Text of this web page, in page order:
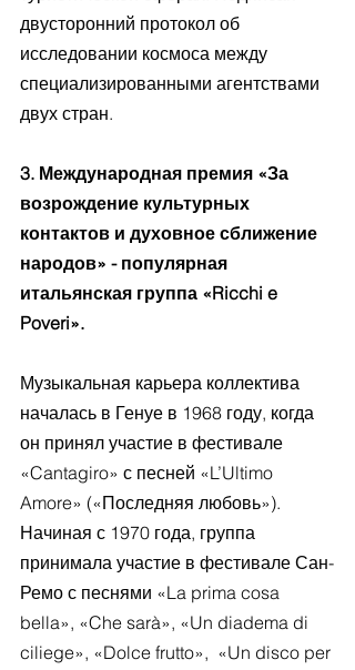
двусторонний протокол об
исследовании космоса между
специализированными агентствами
двух стран.
3. Международная премия «За
возрождение культурных
контактов и духовное сближение
народов» - популярная
итальянская группа «Ricchi e
Poveri».
Музыкальная карьера коллектива
началась в Генуе в 1968 году, когда
он принял участие в фестивале
«Cantagiro» с песней «L’Ultimo
Amore» («Последняя любовь»).
Начиная с 1970 года, группа
принимала участие в фестивале Сан-
Ремо с песнями «La prima cosa
bella», «Che sarà», «Un diadema di
ciliege», «Dolce frutto»,  «Un disco per